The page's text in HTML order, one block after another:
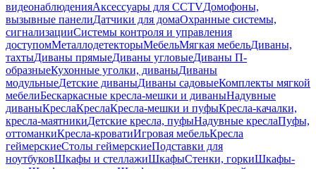
видеонаблюденияАксессуары для CCTVДомофоны,
вызывные панелиДатчики для домаОхранные системы,
сигнализацииСистемы контроля и управления
доступомМеталлодетекторыМебельМягкая мебельДиваны,
тахтыДиваны прямыеДиваны угловыеДиваны П-
образныеКухонные уголки, диваныДиваны
модульныеДетские диваныДиваны садовыеКомплекты мягкой
мебелиБескаркасные кресла-мешки и диваныНадувные
диваныКреслаКреслаКресла-мешки и пуфыКресла-качалки,
кресла-маятникиДетские кресла, пуфыНадувные креслаПуфы,
оттоманкиКресла-кроватиИгровая мебельКресла
геймерскиеСтолы геймерскиеПодставки для
ноутбуковШкафы и стеллажиШкафыСтенки, горкиШкафы-